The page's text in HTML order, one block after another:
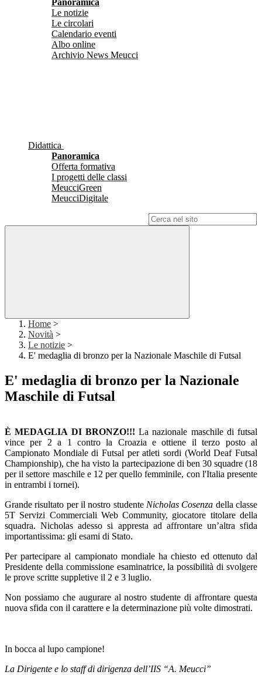
Panoramica
Le notizie
Le circolari
Calendario eventi
Albo online
Archivio News Meucci
Didattica
Panoramica
Offerta formativa
I progetti delle classi
MeucciGreen
MeucciDigitale
Home >
Novità >
Le notizie >
E' medaglia di bronzo per la Nazionale Maschile di Futsal
E' medaglia di bronzo per la Nazionale
Maschile di Futsal
È MEDAGLIA DI BRONZO!!! Lanazionale maschile di futsal
vince per 2 a 1 contro la Croazia e ottiene il terzo posto al
Campionato Mondiale di Futsal per atleti sordi (World Deaf Futsal
Championship), che ha visto la partecipazione di ben 30 squadre (18
per il settore maschile e 12 per quello femminile, con l'Italia presente
in entrambi i tornei).
Grande risultato per il nostro studente Nicholas Cosenza della classe
5T Servizi Commerciali Web Community, giocatore titolare della
squadra.Nicholas adesso si appresta ad affrontare un’altra sfida
importantissima: gli esami di Stato.
Per partecipare al campionato mondiale ha chiesto ed ottenuto dal
Presidente della commissione esaminatrice, la possibilità di svolgere
le prove scritte suppletive il 2 e 3 luglio.
Non possiamo che augurare al nostro studente di affrontare questa
nuova sfida con il carattere e la determinazione più volte dimostrati.
In bocca al lupo campione!
La Dirigente e lo staff di dirigenza dell’IIS “A. Meucci”